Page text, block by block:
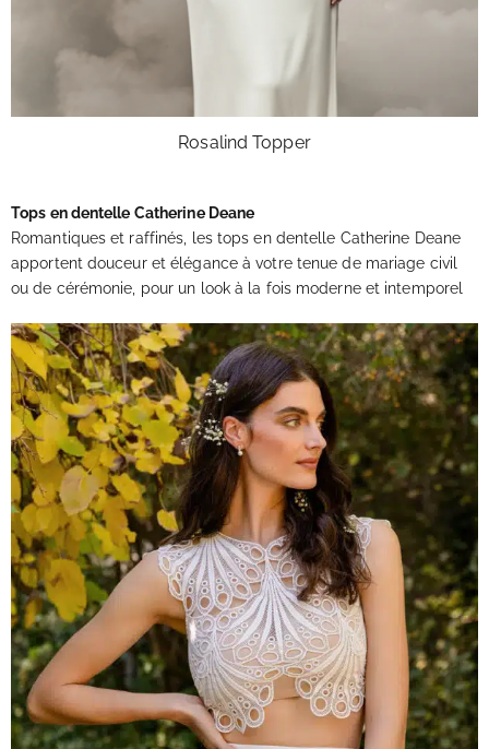
Rosalind Topper
Tops en dentelle Catherine Deane
Romantiques et raffinés, les tops en dentelle Catherine Deane
apportent douceur et élégance à votre tenue de mariage civil
ou de cérémonie, pour un look à la fois moderne et intemporel